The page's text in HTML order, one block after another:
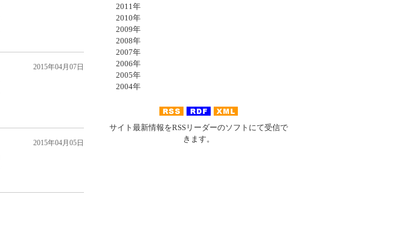
2015年04月07日
2015年04月05日
2011年
2010年
2009年
2008年
2007年
2006年
2005年
2004年
サイト最新情報をRSSリーダーのソフトにて受信で
きます。